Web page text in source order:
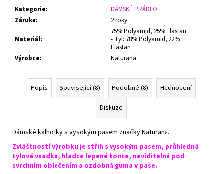
Kategorie:
DÁMSKÉ PRÁDLO
Záruka: 2 roky
Materiál:
75% Polyamid, 25% Elastan
- Tyl: 78% Polyamid, 22%
Elastan
Výrobce: Naturana
Popis Související (8) Podobné (8)
Hodnocení
Diskuze
Dámské kalhotky s vysokým pasem značky Naturana.
Zvláštností výrobku je střih s vysokým pasem, průhledná
tylová vsadka, hladce lepené konce, neviditelné pod
svrchním oblečením a ozdobná guma v pase.
Původně:
Kč